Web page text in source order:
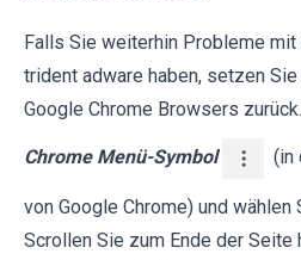
Falls Sie weiterhin Probleme
trident adware haben, setzen
Google Chrome Browsers
Chrome Menü-Symbol (in
von Google Chrome) und wählen
Scrollen Sie zum Ende der Seite